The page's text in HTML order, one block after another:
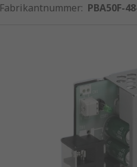
Fabrikantnummer: PBA50F-